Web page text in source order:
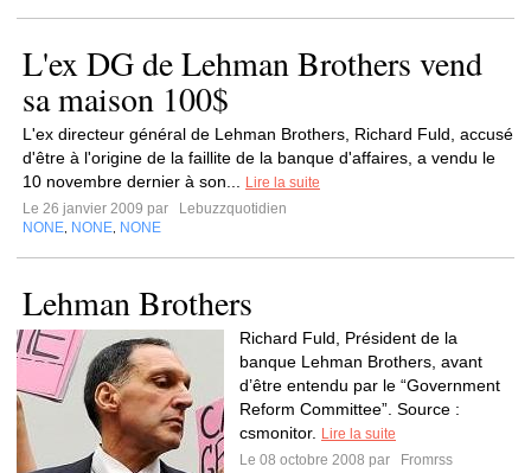
L'ex DG de Lehman Brothers vend
sa maison 100$
L'ex directeur général de Lehman Brothers, Richard Fuld, accusé
d'être à l'origine de la faillite de la banque d'affaires, a vendu le
10 novembre dernier à son...
Lire la suite
Le 26 janvier 2009 par
Lebuzzquotidien
NONE NONE NONE
Lehman Brothers
Richard Fuld, Président de la
banque Lehman Brothers, avant
d’être entendu par le “Government
Reform Committee”. Source :
csmonitor.
Lire la suite
Le 08 octobre 2008 par
Fromrss